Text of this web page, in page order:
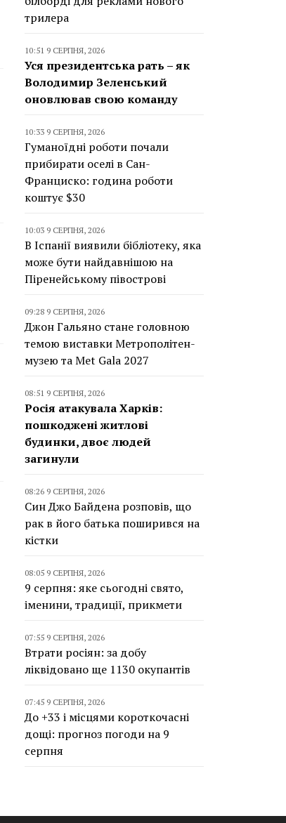
трилера
10:51 9 СЕРПНЯ, 2026
Уся президентська рать – як
Володимир Зеленський
оновлював свою команду
10:33 9 СЕРПНЯ, 2026
Гуманоїдні роботи почали
прибирати оселі в Сан-
Франциско: година роботи
коштує $30
10:03 9 СЕРПНЯ, 2026
В Іспанії виявили бібліотеку, яка
може бути найдавнішою на
Піренейському півострові
09:28 9 СЕРПНЯ, 2026
Джон Гальяно стане головною
темою виставки Метрополітен-
музею та Met Gala 2027
08:51 9 СЕРПНЯ, 2026
Росія атакувала Харків:
пошкоджені житлові
будинки, двоє людей
загинули
08:26 9 СЕРПНЯ, 2026
Син Джо Байдена розповів, що
рак в його батька поширився на
кістки
08:05 9 СЕРПНЯ, 2026
9 серпня: яке сьогодні свято,
іменини, традиції, прикмети
07:55 9 СЕРПНЯ, 2026
Втрати росіян: за добу
ліквідовано ще 1130 окупантів
07:45 9 СЕРПНЯ, 2026
До +33 і місцями короткочасні
дощі: прогноз погоди на 9
серпня